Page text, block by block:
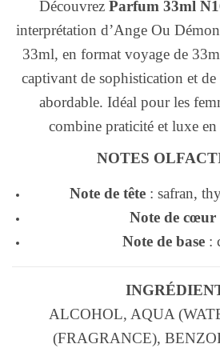
Découvrez Parfum 33ml
interprétation d’Ange Ou
33ml, en format voyage de
captivant de sophistication et
abordable. Idéal pour les
combine praticité et luxe
NOTES
Note de tête: safran,
Note de cœur
Note de base :
ALCOHOL, AQUA
(FRAGRANCE),